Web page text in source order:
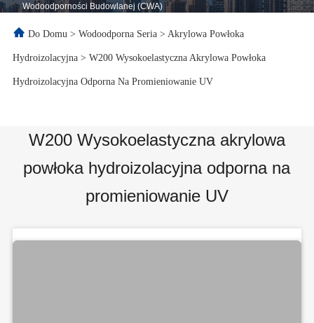
Wodoodporności Budowlanej (CWA)
Do Domu > Wodoodporna Seria > Akrylowa Powłoka
Hydroizolacyjna > W200 Wysokoelastyczna Akrylowa Powłoka
Hydroizolacyjna Odporna Na Promieniowanie UV
W200 Wysokoelastyczna akrylowa
powłoka hydroizolacyjna odporna na
promieniowanie UV